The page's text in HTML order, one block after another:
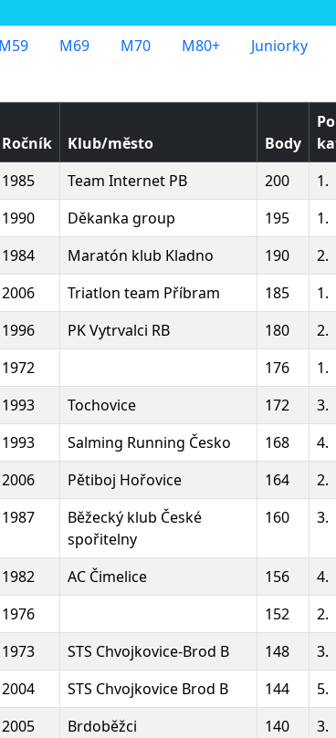
M59 M69 M70 M80+ Juniorky
Ročník Klub/město Body
1985 Team Internet PB 200 1.
1990 Děkanka group 195 1.
1984 Maratón klub Kladno 190 2.
2006 Triatlon team Příbram 185 1.
1996 PK Vytrvalci RB 180 2.
1972 176 1.
1993 Tochovice 172 3.
1993 Salming Running Česko 168 4.
2006 Pětiboj Hořovice 164 2.
1987
Běžecký klub České
spořitelny
160 3.
1982 AC Čimelice 156 4.
1976 152 2.
1973 STS Chvojkovice-Brod B 148 3.
2004 STS Chvojkovice Brod B 144 5.
2005 Brdoběžci 140 3.